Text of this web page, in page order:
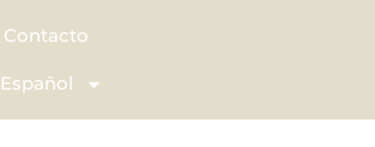
Contacto
Español